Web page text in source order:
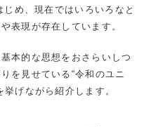
め、現在ではいろいろなと
表現が存在しています。
本的な思想をおさらいしつ
を見せている“令和のユニ
げながら紹介します。